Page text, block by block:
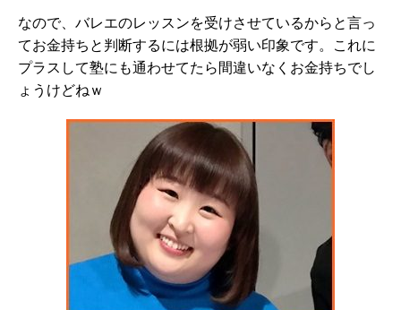
なので、バレエのレッスンを受けさせているからと言っ
てお金持ちと判断するには根拠が弱い印象です。これに
プラスして塾にも通わせてたら間違いなくお金持ちでし
ょうけどねｗ